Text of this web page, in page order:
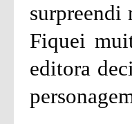
surpreendi
Fiquei
editora